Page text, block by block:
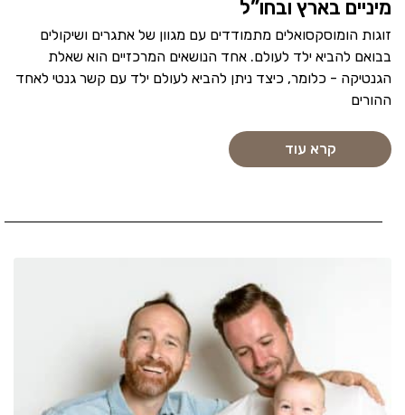
מיניים בארץ ובחו”ל
זוגות הומוסקסואלים מתמודדים עם מגוון של אתגרים ושיקולים
בבואם להביא ילד לעולם. אחד הנושאים המרכזיים הוא שאלת
הגנטיקה - כלומר, כיצד ניתן להביא לעולם ילד עם קשר גנטי לאחד
ההורים
קרא עוד